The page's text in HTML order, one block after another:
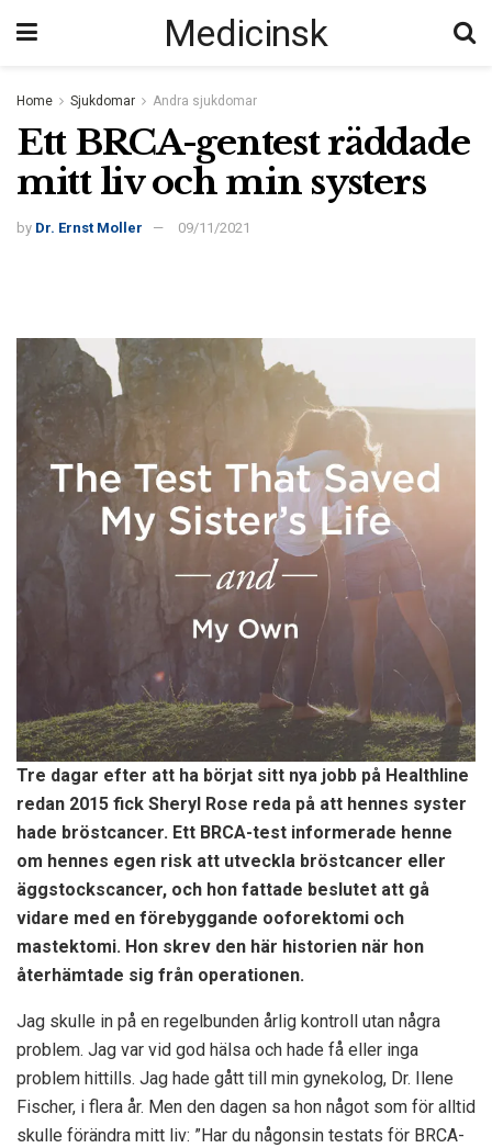
Medicinsk
Home Sjukdomar Andra sjukdomar
Ett BRCA-gentest räddade
mitt liv och min systers
by Dr. Ernst Moller 09/11/2021
Tre dagar efter att ha börjat sitt nya jobb på Healthline
redan 2015 fick Sheryl Rose reda på att hennes syster
hade bröstcancer. Ett BRCA-test informerade henne
om hennes egen risk att utveckla bröstcancer eller
äggstockscancer, och hon fattade beslutet att gå
vidare med en förebyggande ooforektomi och
mastektomi. Hon skrev den här historien när hon
återhämtade sig från operationen.
Jag skulle in på en regelbunden årlig kontroll utan några
problem. Jag var vid god hälsa och hade få eller inga
problem hittills. Jag hade gått till min gynekolog, Dr. Ilene
Fischer, i flera år. Men den dagen sa hon något som för alltid
skulle förändra mitt liv: ”Har du någonsin testats för BRCA-